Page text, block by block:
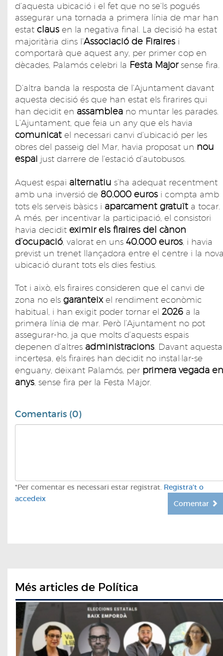
d’aquesta ubicació i el fet que no se’ls pogués
assegurar una tornada a primera línia de mar han
estat claus en la negativa final. La decisió ha estat
majoritària dins l’Associació de Firaires i
comportarà que aquest any, per primer cop en
dècades, Palamós celebri la Festa Majorsense fira.
D’altra banda la resposta de l’Ajuntament davant
aquesta decisió és que han estat els firarires qui
han decidit en assamblea no muntar les parades.
L’Ajuntament, que feia un any que els havia
comunicat el necessari canvi d’ubicació per les
obres del passeig del Mar, havia proposat un nou
espai just darrere de l’estació d’autobusos.
Aquest espai alternatiu s’ha adequat recentment
amb una inversió de 80.000 euros i compta amb
tots els serveis bàsics i aparcament gratuït a tocar.
A més, per incentivar la participació, el consistori
havia decidit eximir els firaires del cànon
d’ocupació , valorat en uns 40.000 euros , i havia
previst un trenet llançadora entre el centre i la
ubicació durant tots els dies festius.
Tot i això, els firaires consideren que el canvi de
zona no els garanteix el rendiment econòmic
habitual, i han exigit poder tornar el 2026 a la
primera línia de mar. Però l’Ajuntament no pot
assegurar-ho, ja que molts d’aquests espais
depenen d’altres administracions . Davant aquesta
incertesa, els firaires han decidit no instal·lar-se
enguany, deixant Palamós, per primera vegada en
anys , sense fira per la Festa Major.
Comentaris (0)
*Per comentar es necessari estar registrat. Registra't o
accedeix
Comentar
Més articles de Política